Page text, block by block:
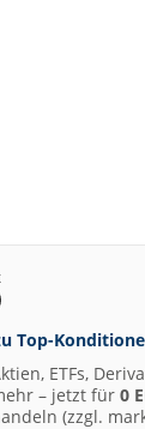
Top-
ETFs,
– jetzt für 0
(zzgl.